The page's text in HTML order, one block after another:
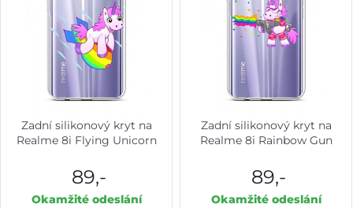
Zadní silikonový kryt na
Realme 8i Flying Unicorn
89,-
Okamžité odeslání
Zadní silikonový kryt na
Realme 8i Rainbow Gun
89,-
Okamžité odeslání